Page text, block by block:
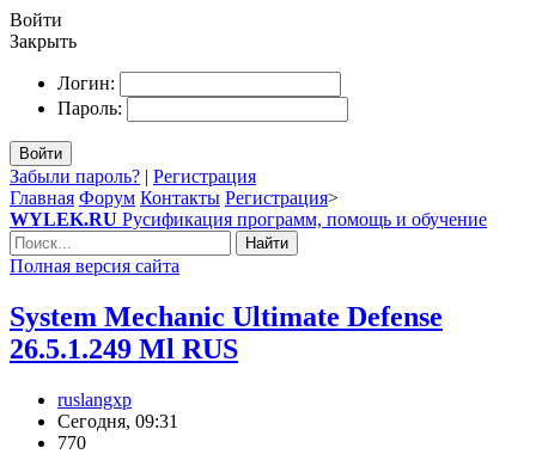
Войти
Закрыть
Логин:
Пароль:
Войти
Забыли пароль? | Регистрация
Главная Форум Контакты Регистрация>
WYLEK.RU Русификация программ, помощь и обучение
Найти
Полная версия сайта
System Mechanic Ultimate Defense
26.5.1.249 Ml RUS
ruslangxp
Сегодня, 09:31
770